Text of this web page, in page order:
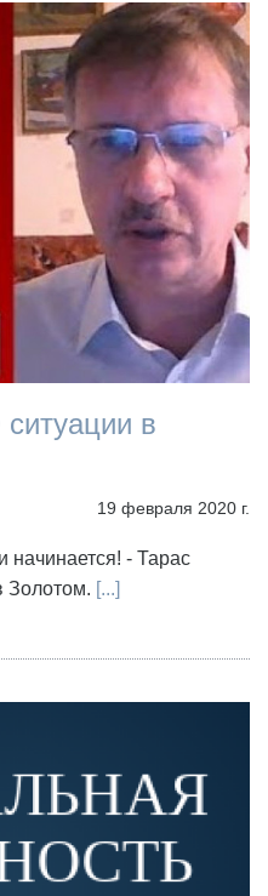
в
19 февраля 2020 г.
- Тарас
Золотом. [...]